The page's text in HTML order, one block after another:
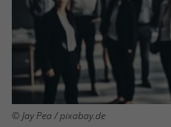
© Jay Pea / pixabay.de